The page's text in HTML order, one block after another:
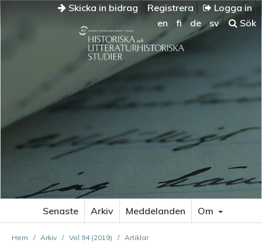
Skicka in bidrag Registrera
Logga in
en
fi de sv Sök
Senaste Arkiv Meddelanden Om
Hem / Arkiv / Vol 94 (2019) / Artiklar